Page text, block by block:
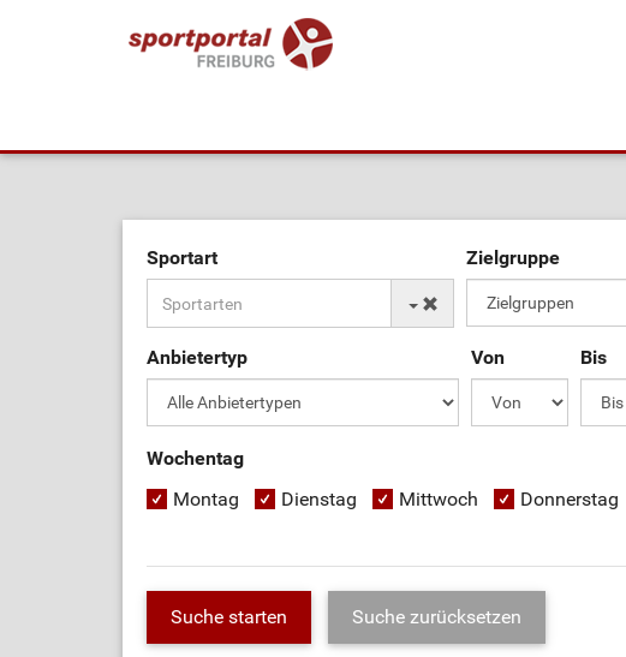
Sportart Zielgruppe
Anbietertyp Von Bis
Wochentag
Montag
Dienstag Mittwoch Donnerstag